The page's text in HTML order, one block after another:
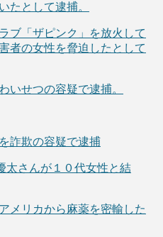
たとして逮捕。
ブ「ザピンク」を放火して
者の女性を脅迫したとして
いせつの容疑で逮捕。
詐欺の容疑で逮捕
太さんが１０代女性と結
メリカから麻薬を密輸した